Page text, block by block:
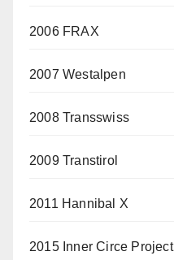
2006 FRAX
2007 Westalpen
2008 Transswiss
2009 Transtirol
2011 Hannibal X
2015 Inner Circe Project